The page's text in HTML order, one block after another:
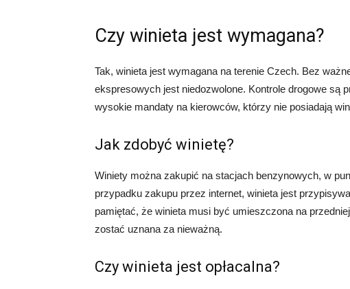
Czy winieta jest wymagana?
Tak, winieta jest wymagana na terenie Czech. Bez
ekspresowych jest niedozwolone. Kontrole drogowe są
wysokie mandaty na kierowców, którzy nie posiadają
Jak zdobyć winietę?
Winiety można zakupić na stacjach benzynowych, w
przypadku zakupu przez internet, winieta jest
pamiętać, że winieta musi być umieszczona na
zostać uznana za nieważną.
Czy winieta jest opłacalna?